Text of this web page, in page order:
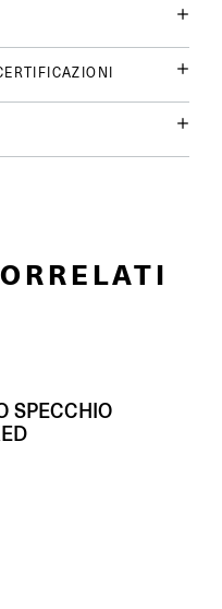
SPECCHIO